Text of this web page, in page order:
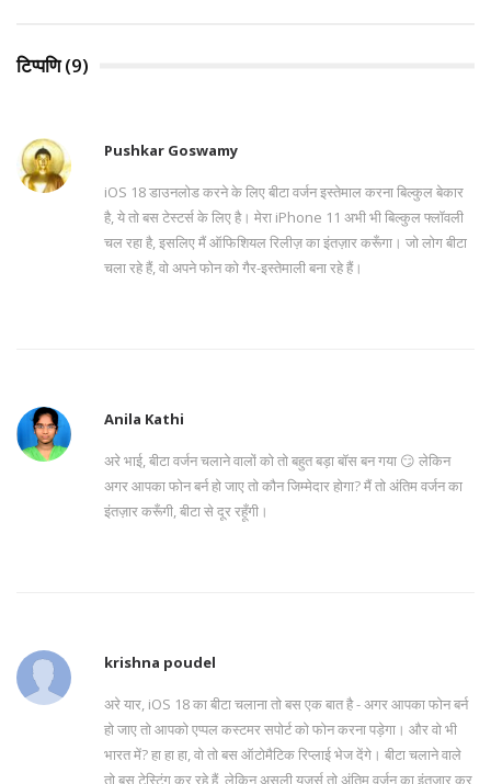
टिप्पणि (9)
Pushkar Goswamy
iOS 18 डाउनलोड करने के लिए बीटा वर्जन इस्तेमाल करना बिल्कुल बेकार
है, ये तो बस टेस्टर्स के लिए है। मेरा iPhone 11 अभी भी बिल्कुल फ्लॉवली
चल रहा है, इसलिए मैं ऑफिशियल रिलीज़ का इंतज़ार करूँगा। जो लोग बीटा
चला रहे हैं, वो अपने फोन को गैर-इस्तेमाली बना रहे हैं।
Anila Kathi
अरे भाई, बीटा वर्जन चलाने वालों को तो बहुत बड़ा बॉस बन गया 😏 लेकिन
अगर आपका फोन बर्न हो जाए तो कौन जिम्मेदार होगा? मैं तो अंतिम वर्जन का
इंतज़ार करूँगी, बीटा से दूर रहूँगी।
krishna poudel
अरे यार, iOS 18 का बीटा चलाना तो बस एक बात है - अगर आपका फोन बर्न
हो जाए तो आपको एप्पल कस्टमर सपोर्ट को फोन करना पड़ेगा। और वो भी
भारत में? हा हा हा, वो तो बस ऑटोमैटिक रिप्लाई भेज देंगे। बीटा चलाने वाले
तो बस टेस्टिंग कर रहे हैं, लेकिन असली यूजर्स तो अंतिम वर्जन का इंतज़ार कर